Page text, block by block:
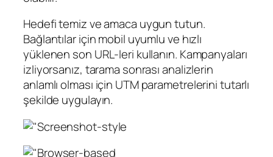
Hedefi temiz ve amaca uygun tutun.
Bağlantılar için mobil uyumlu ve hızlı
yüklenen son URL‑leri kullanın. Kampanyaları
izliyorsanız, tarama sonrası analizlerin
anlamlı olması için UTM parametrelerini tutarlı
şekilde uygulayın.